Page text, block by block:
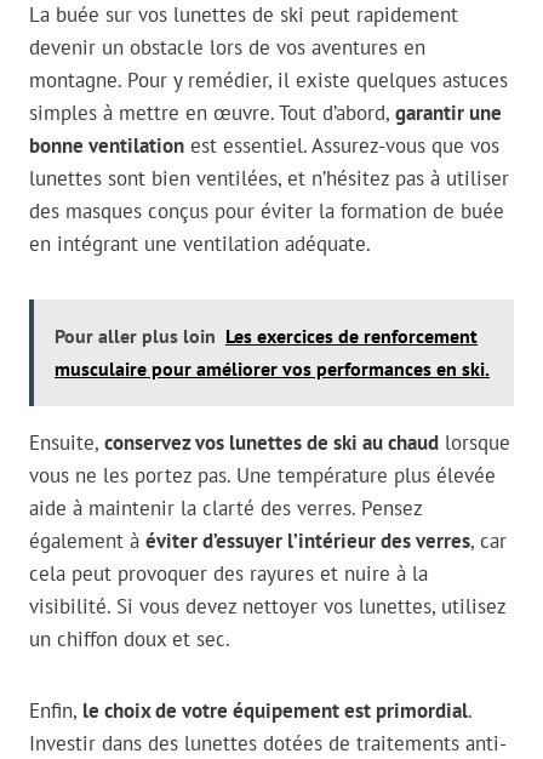
La buée sur vos lunettes de ski peut rapidement
devenir un obstacle lors de vos aventures en
montagne. Pour y remédier, il existe quelques astuces
simples à mettre en œuvre. Tout d’abord, garantir une
bonne ventilation est essentiel. Assurez-vous que vos
lunettes sont bien ventilées, et n’hésitez pas à utiliser
des masques conçus pour éviter la formation de buée
en intégrant une ventilation adéquate.
Pour aller plus loin Les exercices de renforcement
musculaire pour améliorer vos performances en ski.
Ensuite, conservez vos lunettes de ski au chaud lorsque
vous ne les portez pas. Une température plus élevée
aide à maintenir la clarté des verres. Pensez
également à éviter d’essuyer l’intérieur des verres, car
cela peut provoquer des rayures et nuire à la
visibilité. Si vous devez nettoyer vos lunettes, utilisez
un chiffon doux et sec.
Enfin, le choix de votre équipement est primordial.
Investir dans des lunettes dotées de traitements anti-